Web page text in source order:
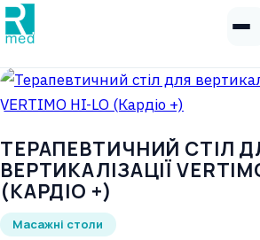
ТЕРАПЕВТИЧНИЙ СТІЛ
ВЕРТИКАЛІЗАЦІЇ
(КАРДІО +)
Масажні столи